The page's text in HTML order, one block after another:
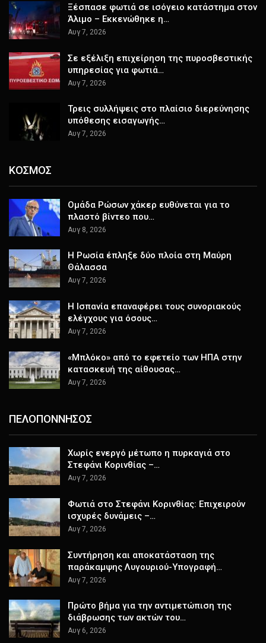
Ξέσπασε φωτιά σε ισόγειο κατάστημα στον
Άλιμο – Εκκενώθηκε η…
Αυγ 7, 2026
Σε εξέλιξη επιχείρηση της πυροσβεστικής
υπηρεσίας για φωτιά…
Αυγ 7, 2026
Τρεις συλλήψεις στο πλαίσιο διερεύνησης
υπόθεσης εισαγωγής…
Αυγ 7, 2026
ΚΟΣΜΟΣ
Ομάδα Ρώσων χάκερ ευθύνεται για το
πλαστό βίντεο που…
Αυγ 8, 2026
Η Ρωσία έπληξε δύο πλοία στη Μαύρη
Θάλασσα
Αυγ 7, 2026
H Ισπανία επαναφέρει τους συνοριακούς
ελέγχους για όσους…
Αυγ 7, 2026
«Μπλόκο» από το εφετείο των ΗΠΑ στην
κατασκευή της αίθουσας…
Αυγ 7, 2026
ΠΕΛΟΠΟΝΝΗΣΟΣ
Χωρίς ενεργό μέτωπο η πυρκαγιά στο
Στεφάνι Κορινθίας –…
Αυγ 7, 2026
Φωτιά στο Στεφάνι Κορινθίας: Επιχειρούν
ισχυρές δυνάμεις –…
Αυγ 7, 2026
Συντήρηση και αποκατάσταση της
παράκαμψης Λυγουριού-Υπογραφή…
Αυγ 7, 2026
Πρώτο βήμα για την αντιμετώπιση της
διάβρωσης των ακτών του…
Αυγ 6, 2026